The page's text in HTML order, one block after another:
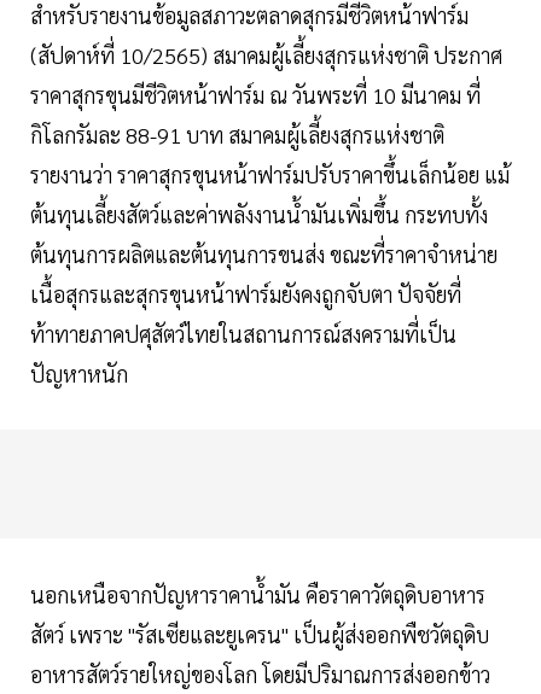
สำหรับรายงานข้อมูลสภาวะตลาดสุกรมีชีวิตหน้าฟาร์ม
(สัปดาห์ที่ 10/2565) สมาคมผู้เลี้ยงสุกรแห่งชาติ ประกาศ
ราคาสุกรขุนมีชีวิตหน้าฟาร์ม ณ วันพระที่ 10 มีนาคม ที่
กิโลกรัมละ 88-91 บาท สมาคมผู้เลี้ยงสุกรแห่งชาติ
รายงานว่า ราคาสุกรขุนหน้าฟาร์มปรับราคาขึ้นเล็กน้อย แม้
ต้นทุนเลี้ยงสัตว์และค่าพลังงานน้ำมันเพิ่มขึ้น กระทบทั้ง
ต้นทุนการผลิตและต้นทุนการขนส่ง ขณะที่ราคาจำหน่าย
เนื้อสุกรและสุกรขุนหน้าฟาร์มยังคงถูกจับตา ปัจจัยที่
ท้าทายภาคปศุสัตว์ไทยในสถานการณ์สงครามที่เป็น
ปัญหาหนัก
นอกเหนือจากปัญหาราคาน้ำมัน คือราคาวัตถุดิบอาหาร
สัตว์ เพราะ "รัสเซียและยูเครน" เป็นผู้ส่งออกพืชวัตถุดิบ
อาหารสัตว์รายใหญ่ของโลก โดยมีปริมาณการส่งออกข้าว